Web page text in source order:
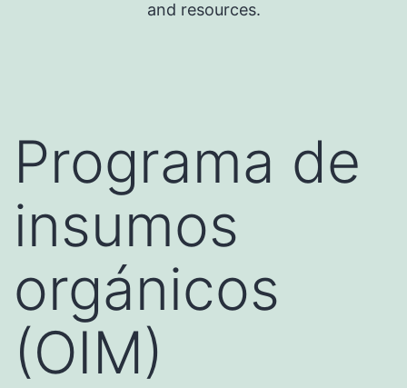
and resources.
Programa de
insumos
orgánicos
(OIM)